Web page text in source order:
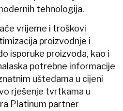
tehnologija.
vrijeme i troškovi
proizvodnje i
isporuke proizvoda, kao i
potrebne informacije
uštedama u cijeni
rješenje tvrtkama u
Platinum partner